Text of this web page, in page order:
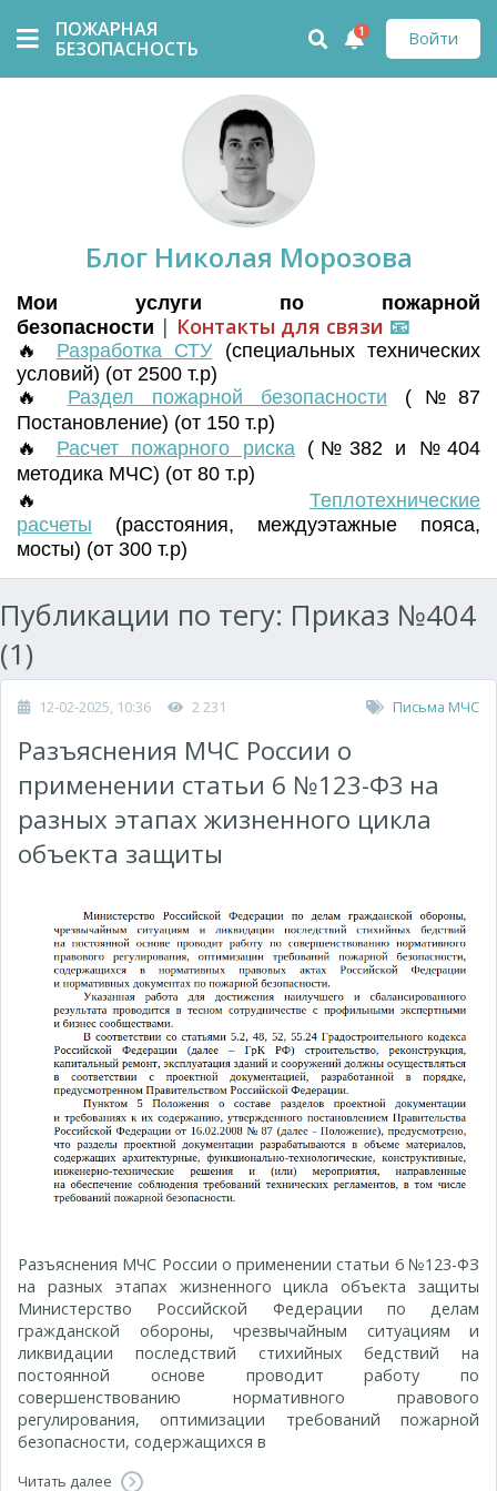
ПОЖАРНАЯ
БЕЗОПАСНОСТЬ
Войти
1
Блог Николая Морозова
Мои услуги по пожарной
безопасности | Контакты для связи 📧
🔥 Разработка СТУ (специальных технических
условий) (от 2500 т.р)
🔥 Раздел пожарной безопасности (№87
Постановление) (от 150 т.р)
🔥 Расчет пожарного риска(№382 и №404
методика МЧС) (от 80 т.р)
🔥 Теплотехнические
расчеты (расстояния, междуэтажные пояса,
мосты) (от 300 т.р)
Публикации по тегу: Приказ №404
(1)
12-02-2025, 10:36 2 231 Письма МЧС
Разъяснения МЧС России о
применении статьи 6 №123-ФЗ на
разных этапах жизненного цикла
объекта защиты
Разъяснения МЧС России о применении статьи 6 №123-ФЗ
на разных этапах жизненного цикла объекта защиты
Министерство Российской Федерации по делам
гражданской обороны, чрезвычайным ситуациям и
ликвидации последствий стихийных бедствий на
постоянной основе проводит работу по
совершенствованию нормативного правового
регулирования, оптимизации требований пожарной
безопасности, содержащихся в
Читать далее